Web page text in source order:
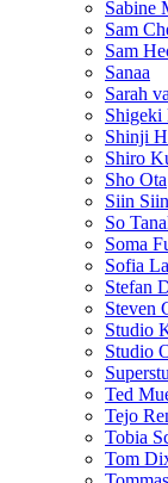
Sabine
Sam
Sam
Sanaa
Sarah
Shigeki
Shinji
Shiro
Sho Ota
Siin Siin
So
Soma
Sofia
Stefan
Steven
Studio
Studio
Ted
Tejo
Tobia
Tom